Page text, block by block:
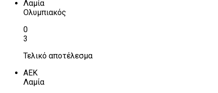
Λαμία
Ολυμπιακός
0
3
Τελικό αποτέλεσμα
ΑΕΚ
Λαμία